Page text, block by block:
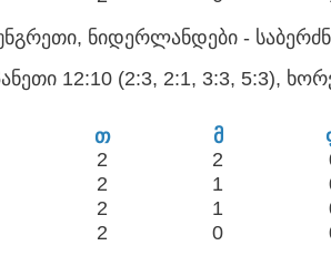
ნიდერლანდები -
12:10 (2:3, 2:1, 3:3, 5:3),
თ მ
2 2
2 1
2 1
2 0